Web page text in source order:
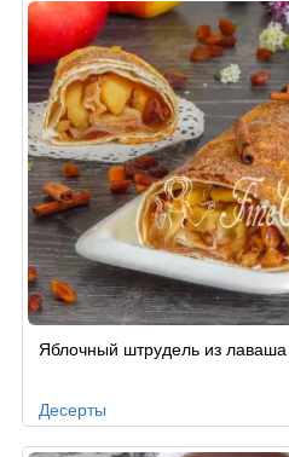
Яблочный штрудель из
Десерты